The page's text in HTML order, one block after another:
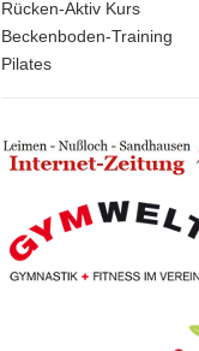
Rücken-Aktiv Kurs
Beckenboden-Training
Pilates